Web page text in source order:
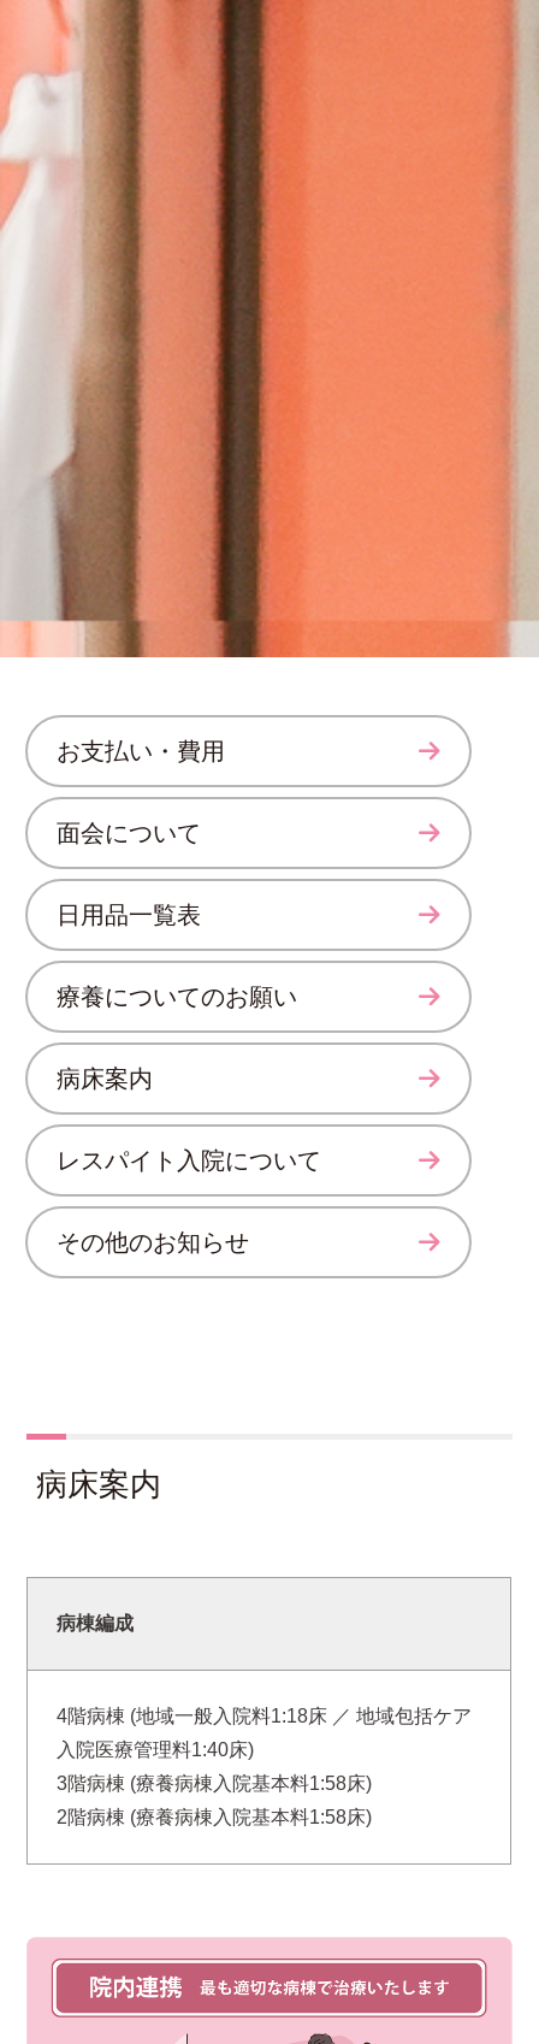
お支払い・費用
面会について
日用品一覧表
療養についてのお願い
病床案内
レスパイト入院について
その他のお知らせ
病床案内
病棟編成
4階病棟 (地域一般入院料1:18床 ／ 地域包括ケア
入院医療管理料1:40床)
3階病棟 (療養病棟入院基本料1:58床)
2階病棟 (療養病棟入院基本料1:58床)